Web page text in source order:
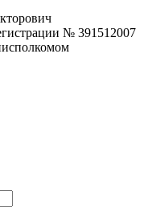
№ 391512007